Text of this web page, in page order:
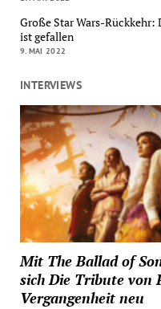
Große Star Wars-Rückkehr:
ist gefallen
9. MAI 2022
INTERVIEWS
Mit The Ballad of
sich Die Tribute von
Vergangenheit neu